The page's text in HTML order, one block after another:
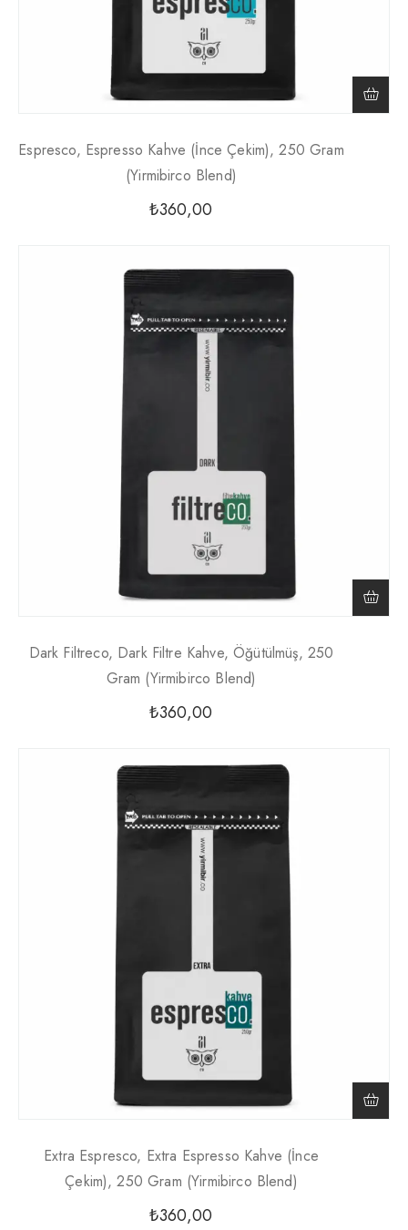
Espresco, Espresso Kahve (İnce Çekim), 250 Gram
(Yirmibirco Blend)
₺360,00
Dark Filtreco, Dark Filtre Kahve, Öğütülmüş, 250
Gram (yirmibirco Blend)
₺360,00
Extra Espresco, Extra Espresso Kahve (İnce
Çekim), 250 Gram (Yirmibirco Blend)
₺360,00